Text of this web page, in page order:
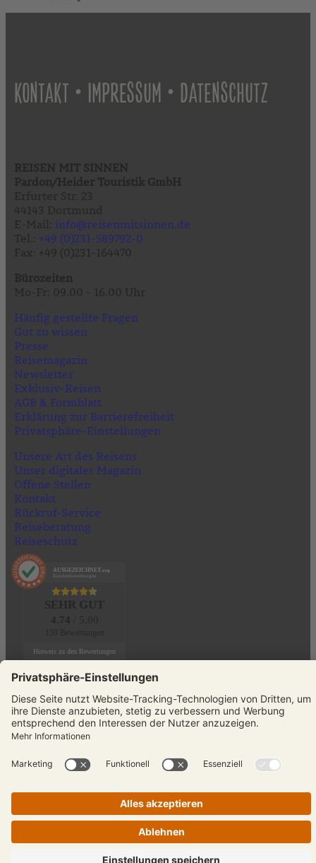
KONTAKT • IMPRESSUM • DATENSCHUTZ
info@reisenmitsinnen.de
+49 (0)231-589792-0
Häufig gestellte Fragen
Gut zu wissen
Presse
Reisemagazin
Newsletter
Exklusiv-Reisen
AGB & Formblatt
Erklärung zur Barrierefreiheit
Privatsphäre-Einstellungen
Unsere Art des Reisens
Unser digitales Magazin
Offene Stellen
Kontakt
Rückruf-Service
Reiseberatung
Reiseschutz
AUSGEZEICHNET .org
Kundenbewertungen
Hinweis zu den Bewertungen
KONTAKT
Telefon:+49 (0)231 589792-0
E-Mail:
Auswahl schließen